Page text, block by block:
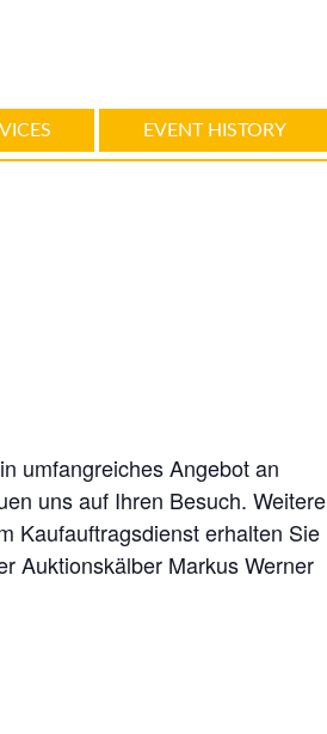
EVENT HISTORY
umfangreiches Angebot an
uns auf Ihren Besuch. Weitere
Kaufauftragsdienst erhalten Sie
Auktionskälber Markus Werner